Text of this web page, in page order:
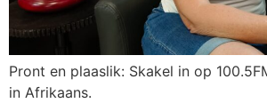
Pront en plaaslik: Skakel in op
in Afrikaans.